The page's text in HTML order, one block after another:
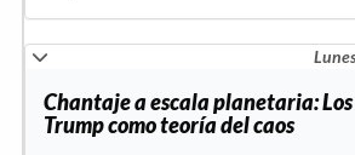
Chantaje a escala planetaria:
Trump como teoría del caos